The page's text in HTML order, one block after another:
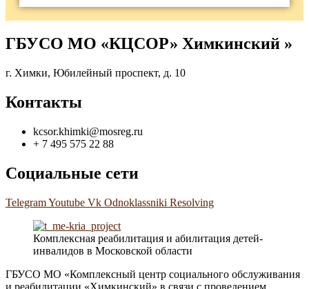
ГБУСО МО «КЦСОР» Химкинский »
г. Химки, Юбилейный проспект, д. 10
Контакты
kcsor.khimki@mosreg.ru
+ 7 495 575 22 88
Социальные сети
TelegramYoutube Vk Odnoklassniki Resolving
Комплексная реабилитация и абилитация детей-
инвалидов в Московской области
ГБУСО МО «Комплексный центр социального обслуживания
и реабилитации «Химкинский» в связи с проведением